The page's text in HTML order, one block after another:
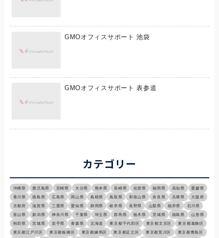
GMOオフィスサポート 池袋
GMOオフィスサポート 表参道
カテゴリー
沖縄県 鹿児島県 宮崎県 大分県 熊本県 長崎県 佐賀県 福岡県 高知県
愛媛県
香川県
徳島県 広島県 岡山県 島根県 鳥取県 和歌山県 奈良県 兵庫県
大阪府
京都府
滋賀県 三重県 愛知県 静岡県 岐阜県 長野県 山梨県 福井県
石川県
富山県
新潟県 神奈川県 千葉県 埼玉県 群馬県 栃木県 茨城県 福島県
山形県
秋田県
宮城県 岩手県 青森県 北海道 東京都千代田区 東京都文京区
東京都葛飾区
東京都江戸川区
東京都板橋区 東京都練馬区 東京都足立区 東京都荒川区
東京都豊島区